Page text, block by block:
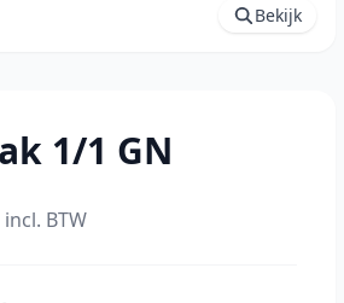
Bekijk
1/1 GN
BTW